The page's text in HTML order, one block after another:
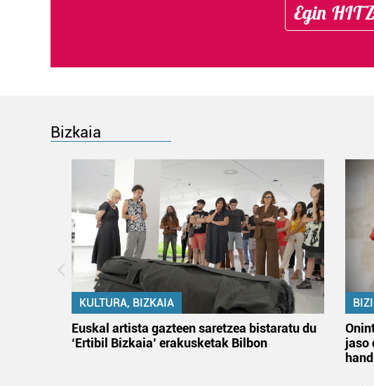
Egin
Bizkaia
KULTURA, BIZKAIA
Euskal artista gazteen saretzea bistaratu du
‘Ertibil Bizkaia’ erakusketak Bilbon
jaso